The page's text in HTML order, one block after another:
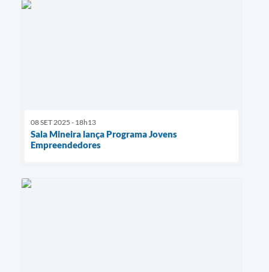
08 SET 2025 - 18h13
Sala Mineira lança Programa Jovens
Empreendedores